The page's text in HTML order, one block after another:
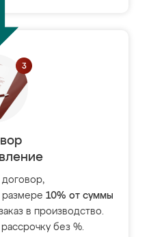
размере 10% от суммы
в производство.
без %.